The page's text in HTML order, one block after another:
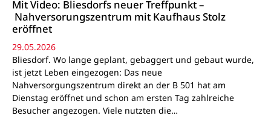
Mit Video: Bliesdorfs neuer Treffpunkt –
Nahversorungszentrum mit Kaufhaus Stolz
eröffnet
29.05.2026
Bliesdorf. Wo lange geplant, gebaggert und gebaut wurde,
ist jetzt Leben eingezogen: Das neue
Nahversorgungszentrum direkt an der B 501 hat am
Dienstag eröffnet und schon am ersten Tag zahlreiche
Besucher angezogen. Viele nutzten die…